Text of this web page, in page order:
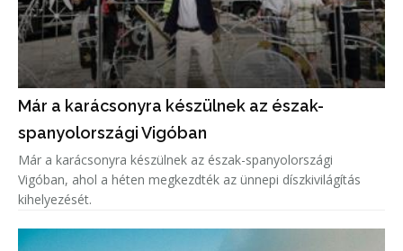
Már a karácsonyra készülnek az észak-
spanyolországi Vigóban
Már a karácsonyra készülnek az észak-spanyolországi
Vigóban, ahol a héten megkezdték az ünnepi díszkivilágítás
kihelyezését.